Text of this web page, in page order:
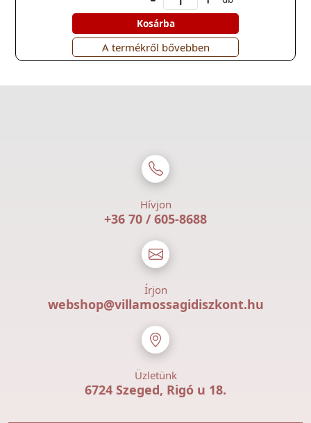
Kosárba
A termékről bővebben
Hívjon
+36 70 / 605-8688
Írjon
webshop@villamossagidiszkont.hu
Üzletünk
6724 Szeged, Rigó u 18.